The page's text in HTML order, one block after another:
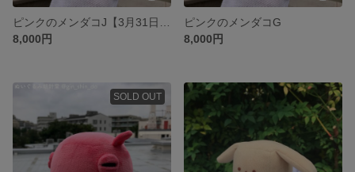
8,000円
ピンクのメンダコG
8,000円
SOLD OUT